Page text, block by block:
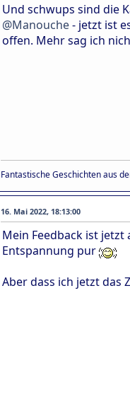
Und schwups sind die
@Manouche- jetzt ist
offen. Mehr sag ich
Fantastische Geschichten aus
16. Mai 2022, 18:13:00
Mein Feedback ist jetzt
Entspannung pur
Aber dass ich jetzt das